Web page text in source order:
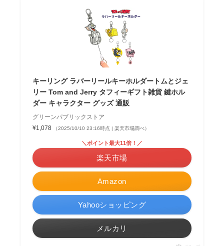
キーリング ラバーリールキーホルダートムとジェ
リー Tom and Jerry タフィーギフト雑貨 鍵ホル
ダー キャラクター グッズ 通販
グリーンパブリックストア
¥1,078
（2025/10/10 23:16時点 | 楽天市場調べ）
Amazon
＼ポイント最大11倍！／
楽天市場
Yahooショッピング
メルカリ